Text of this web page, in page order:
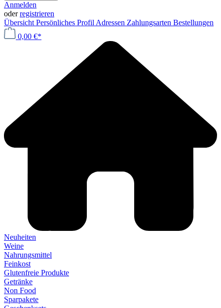
Anmelden
oderregistrieren
Übersicht Persönliches Profil Adressen Zahlungsarten Bestellungen
0,00 €*
Neuheiten
Weine
Nahrungsmittel
Feinkost
Glutenfreie Produkte
Getränke
Non Food
Sparpakete